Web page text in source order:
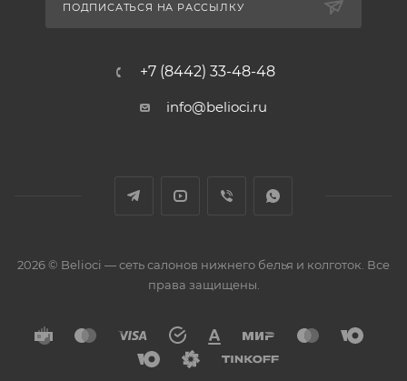
ПОДПИСАТЬСЯ НА РАССЫЛКУ
+7 (8442) 33-48-48
info@belioci.ru
2026 © Belioci — сеть салонов нижнего белья и колготок. Все
права защищены.